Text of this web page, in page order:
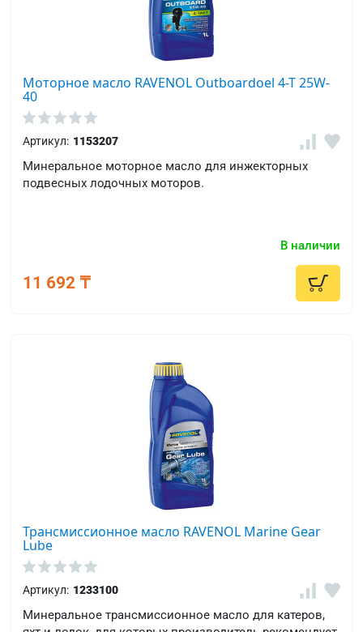
Моторное масло RAVENOL Outboardoel 4-T 25W-
40
Артикул: 1153207
Минеральное моторное масло для инжекторных
подвесных лодочных моторов.
В наличии
11 692 ₸
Трансмиссионное масло RAVENOL Marine Gear
Lube
Артикул: 1233100
Минеральное трансмиссионное масло для катеров,